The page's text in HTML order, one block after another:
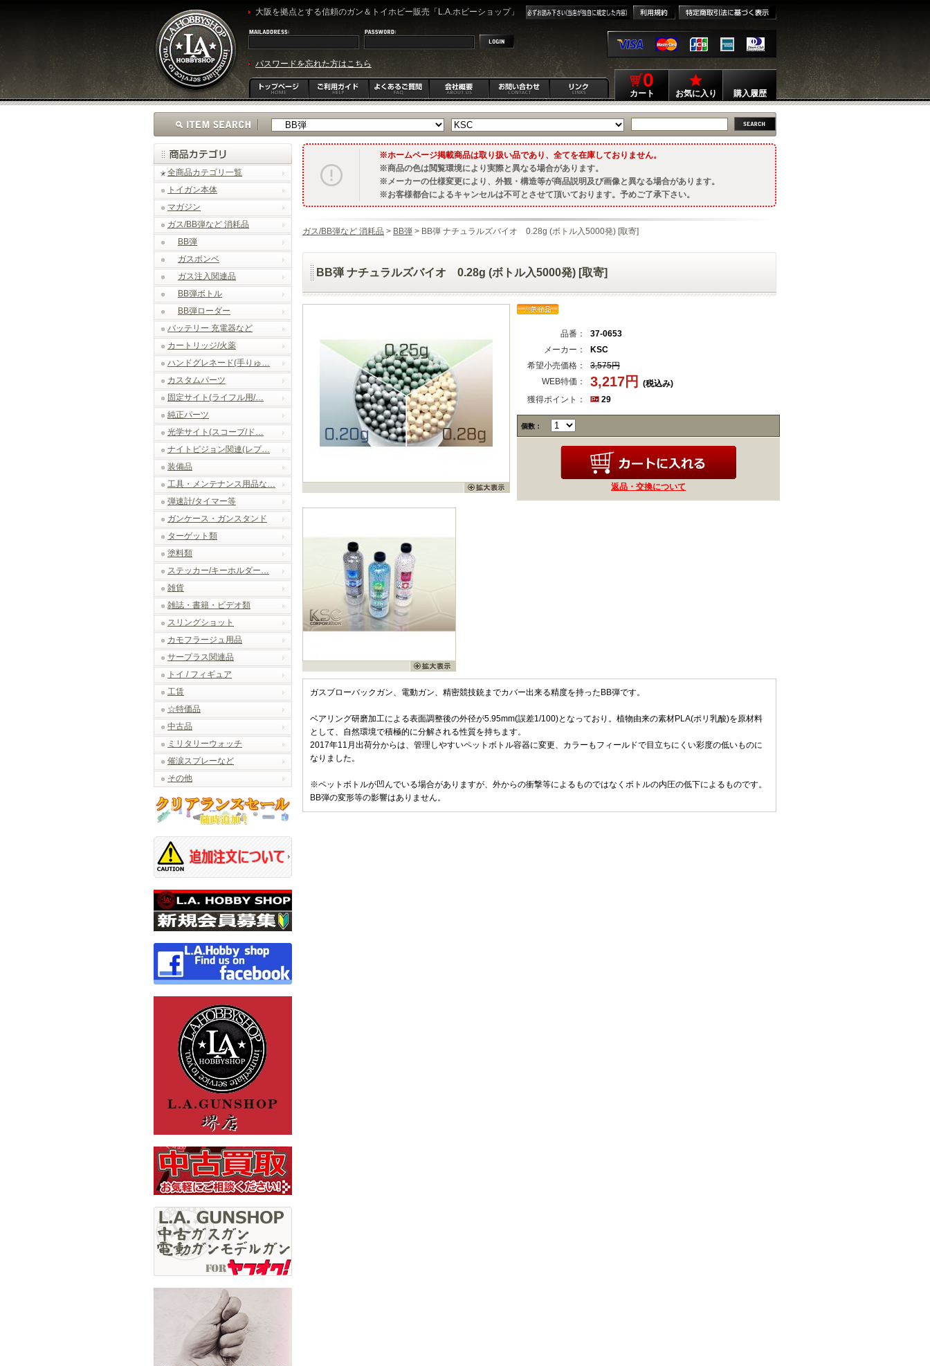
大阪を拠点とする信頼のガン＆トイホビー販売「L.A.ホビーショップ」
パスワードを忘れた方はこちら
0
カート お気に入り 購入履歴
全商品カテゴリ一覧
トイガン本体
マガジン
ガス/BB弾など 消耗品
BB弾
ガスボンベ
ガス注入関連品
BB弾ボトル
BB弾ローダー
バッテリー 充電器など
カートリッジ/火薬
ハンドグレネード(手りゅ…
カスタムパーツ
固定サイト(ライフル用/…
純正パーツ
光学サイト(スコープ/ド…
ナイトビジョン関連(レプ…
装備品
工具・メンテナンス用品な…
弾速計/タイマー等
ガンケース・ガンスタンド
ターゲット類
塗料類
ステッカー/キーホルダー…
雑貨
雑誌・書籍・ビデオ類
スリングショット
カモフラージュ用品
サープラス関連品
トイ / フィギュア
工賃
☆特価品
中古品
ミリタリーウォッチ
催涙スプレーなど
その他
ホームページ掲載商品は取り扱い品であり、全てを在庫しておりません。
商品の色は閲覧環境により実際と異なる場合があります。
メーカーの仕様変更により、外観・構造等が商品説明及び画像と異なる場合があります。
お客様都合によるキャンセルは不可とさせて頂いております。予めご了承下さい。
ガス/BB弾など 消耗品 > BB弾 > BB弾 ナチュラルズバイオ 0.28g (ボトル入5000発) [取寄]
BB弾 ナチュラルズバイオ 0.28g (ボトル入5000発) [取寄]
品番：
37-0653
メーカー：
KSC
希望小売価格：
3,575円
WEB特価：
3,217円
(税込み)
獲得ポイント：
29
個数：
返品・交換について
ガスブローバックガン、電動ガン、精密競技銃までカバー出来る精度を持ったBB弾です。
ベアリング研磨加工による表面調整後の外径が5.95mm(誤差1/100)となっており。植物由来の素材PLA(ポリ乳酸)を原材料
として、自然環境で積極的に分解される性質を持ちます。
2017年11月出荷分からは、管理しやすいペットボトル容器に変更、カラーもフィールドで目立ちにくい彩度の低いものに
なりました。
※ペットボトルが凹んでいる場合がありますが、外からの衝撃等によるものではなくボトルの内圧の低下によるものです。
BB弾の変形等の影響はありません。